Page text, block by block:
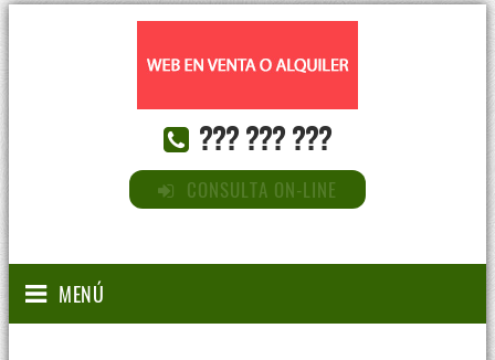
??? ??? ???
CONSULTA ON-LINE
MENÚ